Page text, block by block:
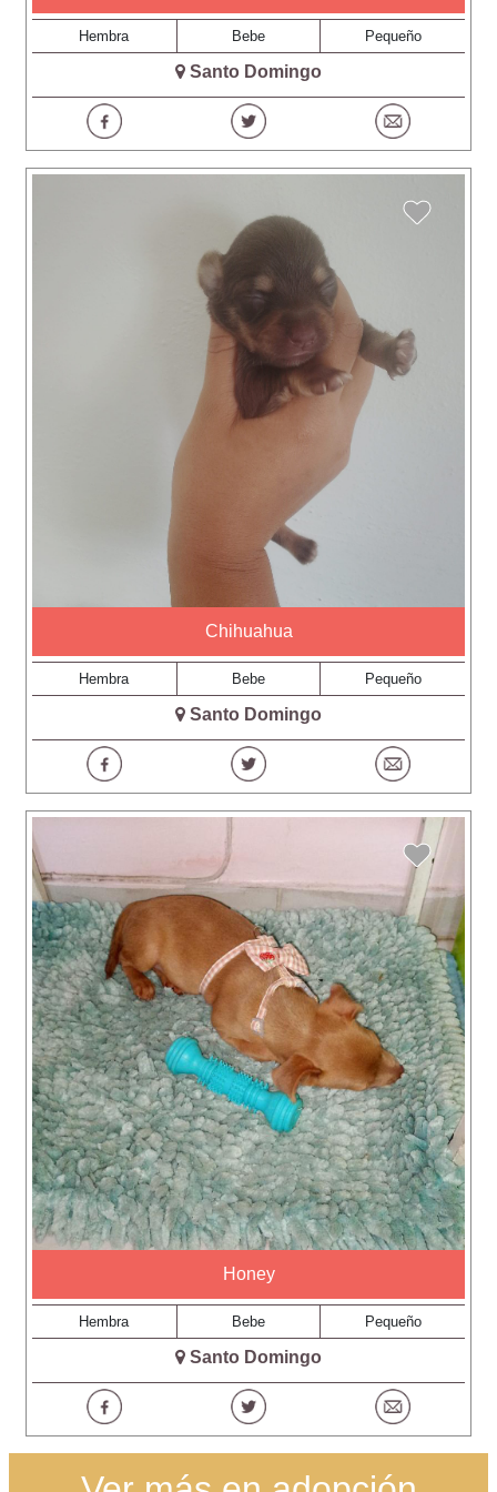
Hembra Bebe Pequeño
Santo Domingo
Chihuahua
Hembra Bebe Pequeño
Santo Domingo
Honey
Hembra Bebe Pequeño
Santo Domingo